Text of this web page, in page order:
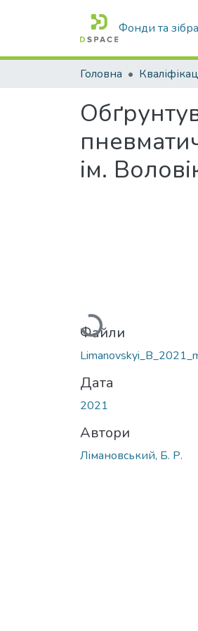
Фонди та
Головна
ім.
Вантажиться...
Файли
Дата
2021
Автори
Лімановський, Б. Р.